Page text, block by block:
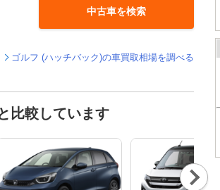
中古車を検索
ゴルフ (ハッチバック)の車買取相場を調べる
比較しています
Nex
t